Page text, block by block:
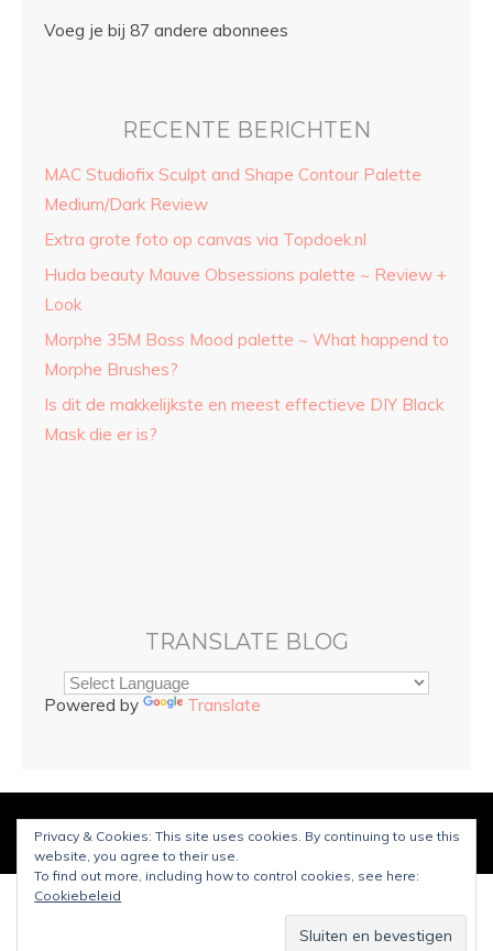
Voeg je bij 87 andere abonnees
RECENTE BERICHTEN
MAC Studiofix Sculpt and Shape Contour Palette
Medium/Dark Review
Extra grote foto op canvas via Topdoek.nl
Huda beauty Mauve Obsessions palette ~ Review +
Look
Morphe 35M Boss Mood palette ~ What happend to
Morphe Brushes?
Is dit de makkelijkste en meest effectieve DIY Black
Mask die er is?
TRANSLATE BLOG
Powered by Translate
© CopyrightSarah and Beauty2025. Mogelijk gemaakt door
WordPress.Ontworpen door Bluchic
Privacy & Cookies: This site uses cookies. By continuing to use this
website, you agree to their use.
To find out more, including how to control cookies, see here:
Cookiebeleid